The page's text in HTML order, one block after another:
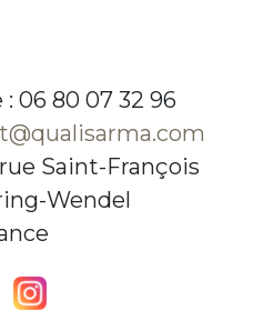
06 80 07 32 96
Saint-François
Wendel